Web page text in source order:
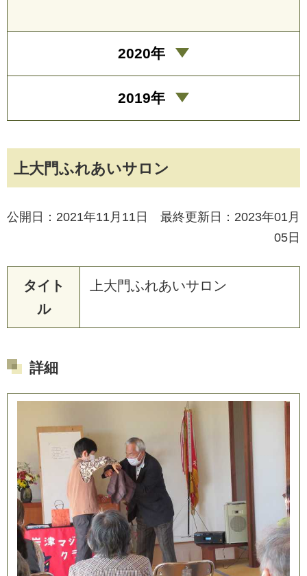
上大門ふれあいサロン
公開日：2021年11月11日 最終更新日：2023年01月
05日
タイト
ル
上大門ふれあいサロン
詳細
2020年
2019年